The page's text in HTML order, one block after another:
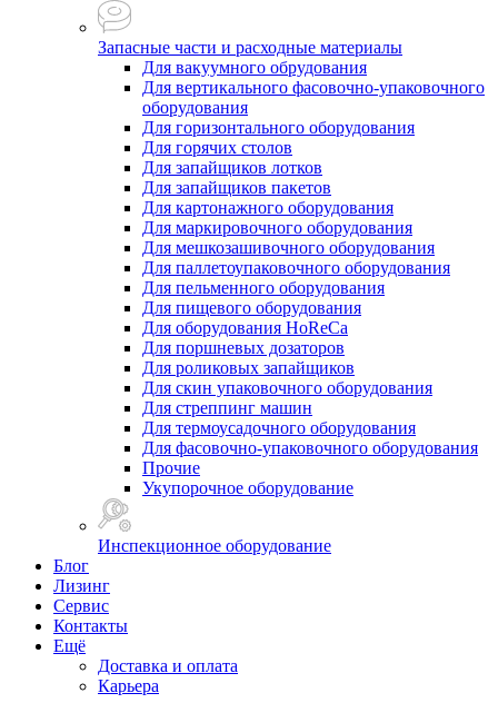
Запасные части и расходные материалы
Для вакуумного обрудования
Для вертикального фасовочно-упаковочного
оборудования
Для горизонтального оборудования
Для горячих столов
Для запайщиков лотков
Для запайщиков пакетов
Для картонажного оборудования
Для маркировочного оборудования
Для мешкозашивочного оборудования
Для паллетоупаковочного оборудования
Для пельменного оборудования
Для пищевого оборудования
Для оборудования HoReCa
Для поршневых дозаторов
Для роликовых запайщиков
Для скин упаковочного оборудования
Для стреппинг машин
Для термоусадочного оборудования
Для фасовочно-упаковочного оборудования
Прочие
Укупорочное оборудование
Инспекционное оборудование
Блог
Лизинг
Сервис
Контакты
Ещё
Доставка и оплата
Карьера